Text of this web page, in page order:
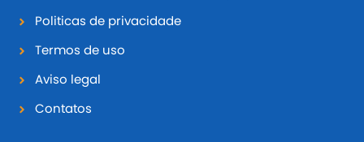
Politicas de privacidade
Termos de uso
Aviso legal
Contatos